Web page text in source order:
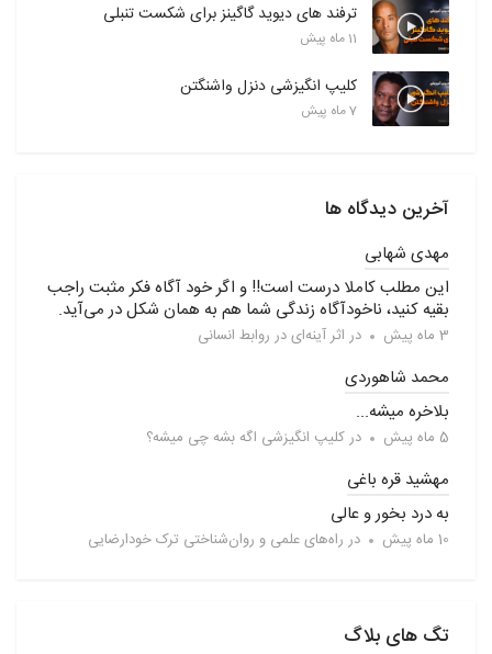
ترفند های دیوید گاگینز برای شکست تنبلی
11 ماه پیش
کلیپ انگیزشی دنزل واشنگتن
7 ماه پیش
آخرین دیدگاه ها
مهدی شهابی
این مطلب کاملا درست است!! و اگر خود آگاه فکر مثبت راجب
بقیه کنید، ناخودآگاه زندگی شما هم به همان شکل در می‌آید.
3 ماه پیش در اثر آینه‌ای در روابط انسانی
محمد شاهوردی
بلاخره میشه...
5 ماه پیش درکلیپ انگیزشی اگه بشه چی میشه؟
مهشید قره باغی
به درد بخور و عالی
10 ماه پیش در راه‌های علمی و روان‌شناختی ترک خودارضایی
تگ های بلاگ